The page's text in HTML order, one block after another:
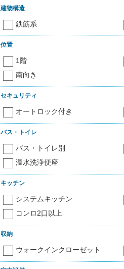
建物構造
鉄筋系
位置
1階
南向き
セキュリティ
オートロック付き
バス・トイレ
バス・トイレ別
温水洗浄便座
キッチン
システムキッチン
コンロ2口以上
収納
ウォークインクローゼット